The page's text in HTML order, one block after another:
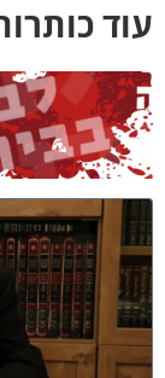
כותרות: